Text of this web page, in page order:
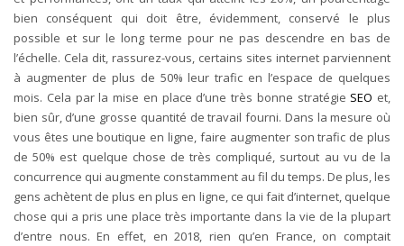
bien conséquent qui doit être, évidemment, conservé le plus
possible et sur le long terme pour ne pas descendre en bas de
l’échelle. Cela dit, rassurez-vous, certains sites internet parviennent
à augmenter de plus de 50% leur trafic en l’espace de quelques
mois. Cela par la mise en place d’une très bonne stratégie SEO et,
bien sûr, d’une grosse quantité de travail fourni. Dans la mesure où
vous êtes une boutique en ligne, faire augmenter son trafic de plus
de 50% est quelque chose de très compliqué, surtout au vu de la
concurrence qui augmente constamment au fil du temps. De plus, les
gens achètent de plus en plus en ligne, ce qui fait d’internet, quelque
chose qui a pris une place très importante dans la vie de la plupart
d’entre nous. En effet, en 2018, rien qu’en France, on comptait